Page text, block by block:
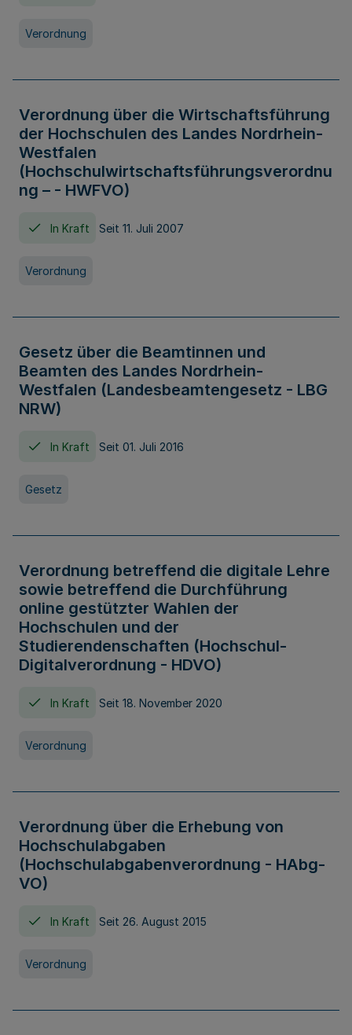
Verordnung
Verordnung über die Wirtschaftsführung
der Hochschulen des Landes Nordrhein-
Westfalen
(Hochschulwirtschaftsführungsverordnu
ng – - HWFVO)
In Kraft Seit 11. Juli 2007
Verordnung
Gesetz über die Beamtinnen und
Beamten des Landes Nordrhein-
Westfalen (Landesbeamtengesetz - LBG
NRW)
In Kraft Seit 01. Juli 2016
Gesetz
Verordnung betreffend die digitale Lehre
sowie betreffend die Durchführung
online gestützter Wahlen der
Hochschulen und der
Studierendenschaften (Hochschul-
Digitalverordnung - HDVO)
In Kraft Seit 18. November 2020
Verordnung
Verordnung über die Erhebung von
Hochschulabgaben
(Hochschulabgabenverordnung - HAbg-
VO)
In Kraft Seit 26. August 2015
Verordnung